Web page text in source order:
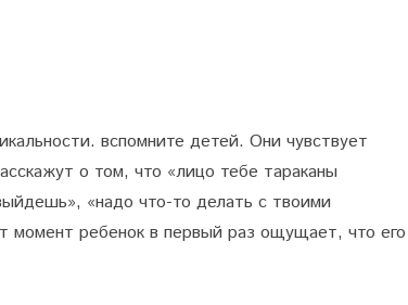
вспомните детей. Они чувствует
о том, что «лицо тебе тараканы
«надо что-то делать с твоими
момент ребенок в первый раз ощущает, что его